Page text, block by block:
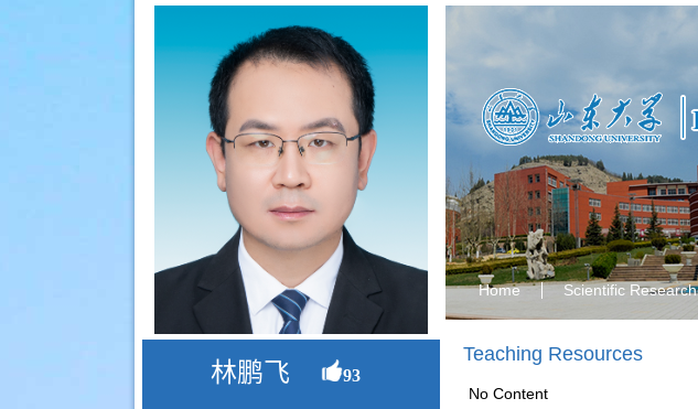
林鹏飞 93
Home Scientific Research
Teaching Resources
No Content